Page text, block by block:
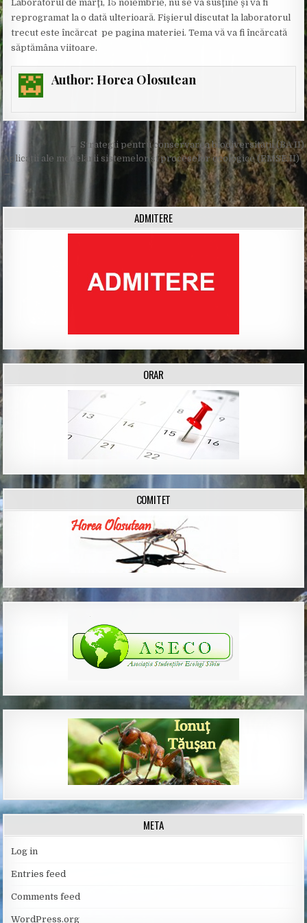
Laboratorul de marţi, 15 noiembrie, nu se va susţine şi va fi
reprogramat la o dată ulterioară. Fişierul discutat la laboratorul
trecut este încărcat pe pagina materiei. Tema vă va fi încărcată
săptămâna viitoare.
Author: Horea Olosutean
Post
navigation
← Strategii pentru conservarea biodiversităţii (BA II)
Aplicații ale modelării sistemelor și proceselor ecologice (EMSE II)
→
ADMITERE
ORAR
COMITET
META
Log in
Entries feed
Comments feed
WordPress.org